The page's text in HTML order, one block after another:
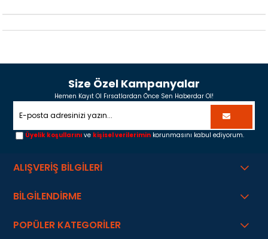
Size Özel Kampanyalar
Hemen Kayıt Ol Fırsatlardan Önce Sen Haberdar Ol!
Üyelik koşullarını ve kişisel verilerimin korunmasını kabul ediyorum.
ALIŞVERİŞ BİLGİLERİ
BİLGİLENDİRME
POPÜLER KATEGORİLER